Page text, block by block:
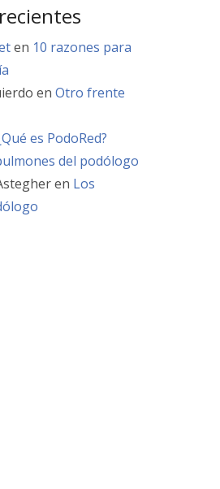
en 10 razones para
enOtro frente
es PodoRed?
del podólogo
en Los